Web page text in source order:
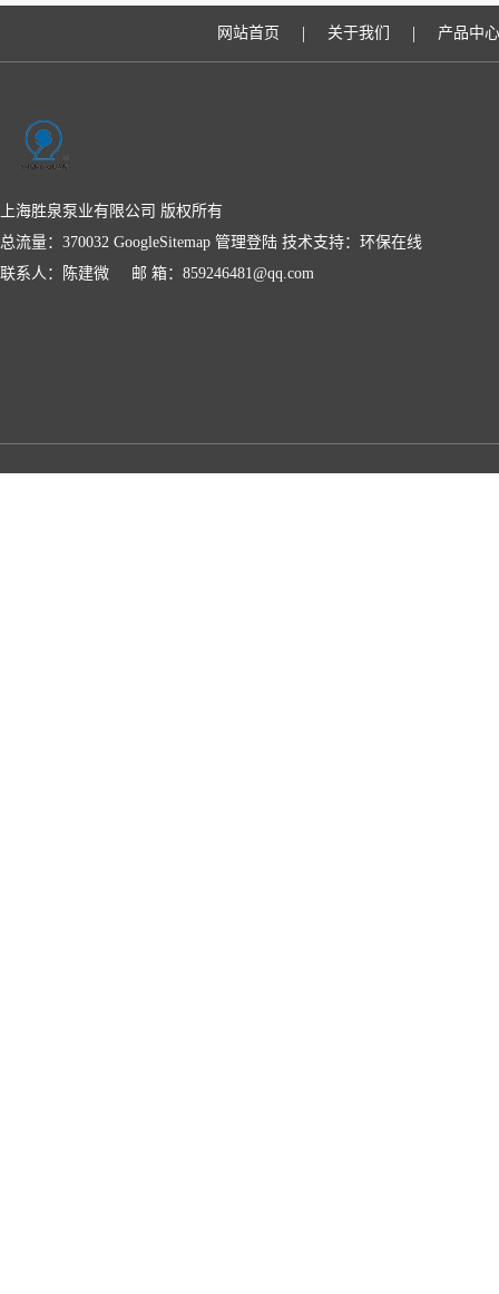
网站首页 | 关于我们 | 产品中心
上海胜泉泵业有限公司 版权所有
总流量：370032 GoogleSitemap 管理登陆 技术支持： 环保在线
联系人：陈建微 邮 箱：859246481@qq.com